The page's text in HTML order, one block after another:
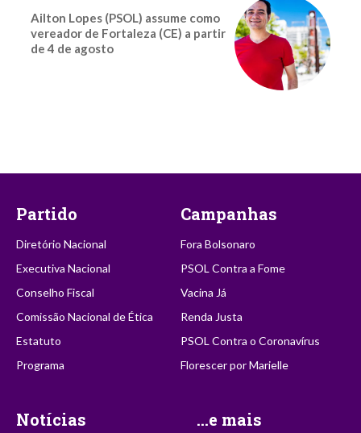
Ailton Lopes (PSOL) assume como
vereador de Fortaleza (CE) a partir
de 4 de agosto
Partido
Diretório Nacional
Executiva Nacional
Conselho Fiscal
Comissão Nacional de Ética
Estatuto
Programa
Campanhas
Fora Bolsonaro
PSOL Contra a Fome
Vacina Já
Renda Justa
PSOL Contra o Coronavírus
Florescer por Marielle
Notícias ...e mais